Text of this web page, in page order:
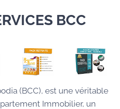
BCC
(BCC), est une véritable
Immobilier, un